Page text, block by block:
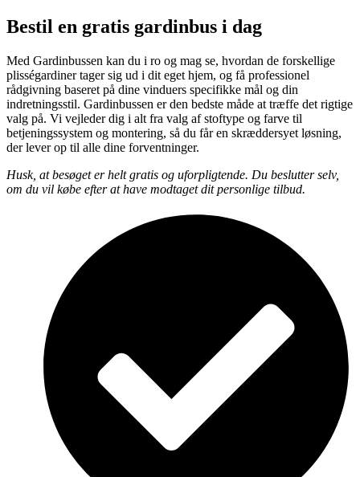
Bestil en gratis gardinbus i dag
Med Gardinbussen kan du i ro og mag se, hvordan de forskellige
plisségardiner tager sig ud i dit eget hjem, og få professionel
rådgivning baseret på dine vinduers specifikke mål og din
indretningsstil. Gardinbussen er den bedste måde at træffe det rigtige
valg på. Vi vejleder dig i alt fra valg af stoftype og farve til
betjeningssystem og montering, så du får en skræddersyet løsning,
der lever op til alle dine forventninger.
Husk, at besøget er helt gratis og uforpligtende. Du beslutter selv,
om du vil købe efter at have modtaget dit personlige tilbud.